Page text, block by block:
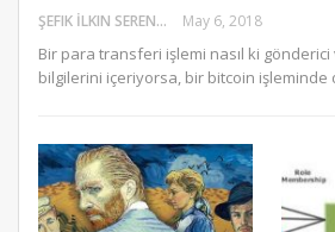
ŞEFIK İLKIN SERENGIL May 6, 2018
Bir para transferi işlemi nasıl ki gönderici
bilgilerini içeriyorsa, bir bitcoin işleminde